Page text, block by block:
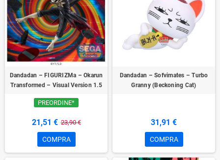
Dandadan – FIGURIZMa – Okarun
Transformed – Visual Version 1.5
PREORDINE*
21,51 € 23,90 €
COMPRA
Dandadan – Sofvimates – Turbo
Granny (Beckoning Cat)
31,91 €
COMPRA